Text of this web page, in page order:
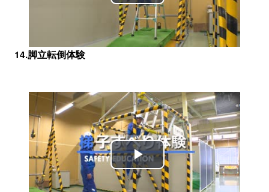
Video
14.脚立転倒体験
Play
Video